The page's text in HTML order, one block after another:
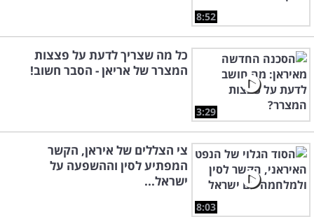
8:52
3:29
כל מה שצריך לדעת על פצצות
המצרר של אריאן - הסבר חשוב!
8:03
צי הצללים של איראן, הקשר
המפתיע לסין וההשפעה על
ישראל...